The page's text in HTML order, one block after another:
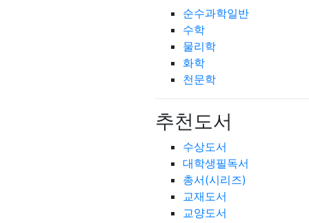
순수과학일반
수학
물리학
화학
천문학
추천도서
수상도서
대학생필독서
총서(시리즈)
교재도서
교양도서